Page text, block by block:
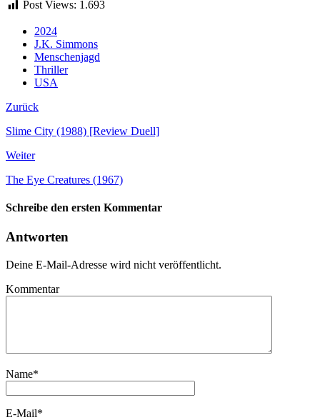
Post Views: 1.693
2024
J.K. Simmons
Menschenjagd
Thriller
USA
Zurück
Slime City (1988) [Review Duell]
Weiter
The Eye Creatures (1967)
Schreibe den ersten Kommentar
Antworten
Deine E-Mail-Adresse wird nicht veröffentlicht.
Kommentar
Name*
E-Mail*